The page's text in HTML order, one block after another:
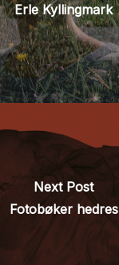
Erle Kyllingmark
Next Post
Fotobøker hedres